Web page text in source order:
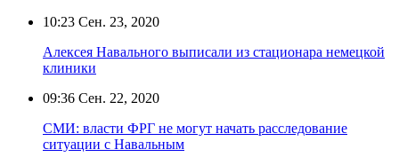
10:23 Сен. 23, 2020
Алексея Навального выписали из стационара немецкой
клиники
09:36 Сен. 22, 2020
СМИ: власти ФРГ не могут начать расследование
ситуации с Навальным